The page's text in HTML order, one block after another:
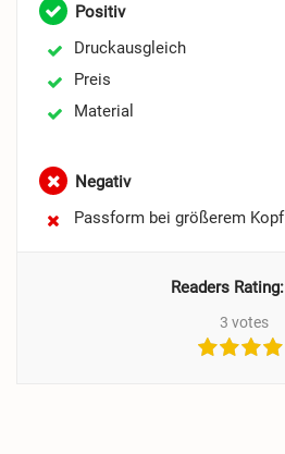
Positiv
Druckausgleich
Preis
Material
Negativ
Passform bei größerem Kopf
Readers Rating:
3 votes